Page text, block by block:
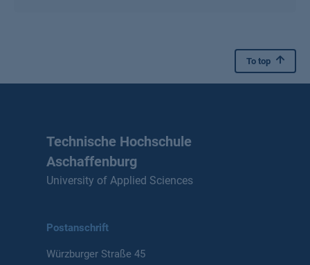
To top
Technische Hochschule
Aschaffenburg
University of Applied Sciences
Postanschrift
Würzburger Straße 45